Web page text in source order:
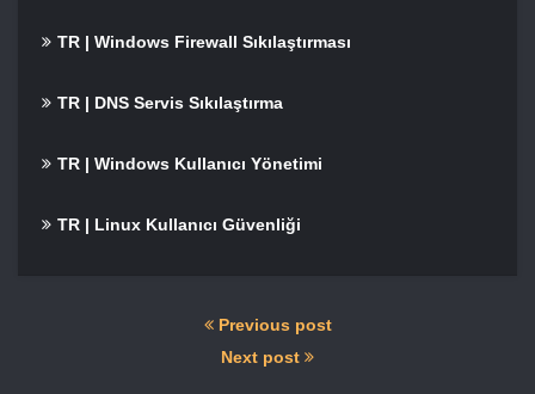
TR | Windows Firewall Sıkılaştırması
TR | DNS Servis Sıkılaştırma
TR | Windows Kullanıcı Yönetimi
TR | Linux Kullanıcı Güvenliği
Previous post
Next post